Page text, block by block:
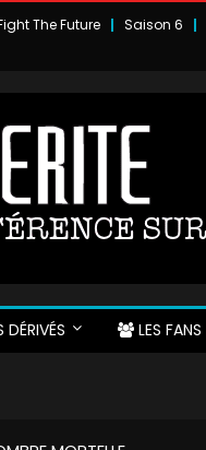
The Future Saison 6
DÉRIVÉS LES FANS